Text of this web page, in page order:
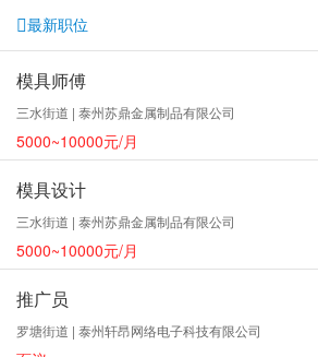
最新职位
模具师傅
三水街道 | 泰州苏鼎金属制品有限公司
5000~10000元/月
模具设计
三水街道 | 泰州苏鼎金属制品有限公司
5000~10000元/月
推广员
罗塘街道 | 泰州轩昂网络电子科技有限公司